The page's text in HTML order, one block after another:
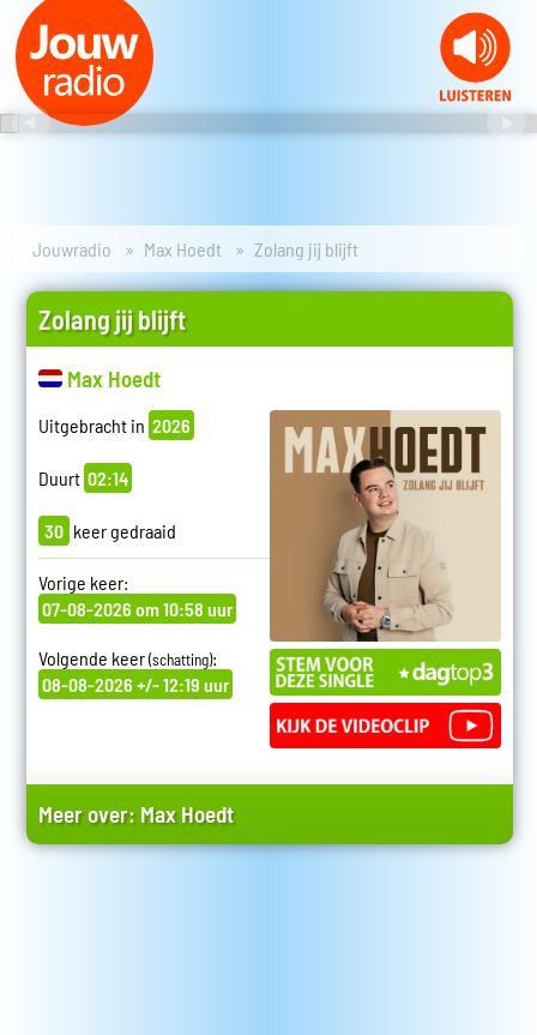
Jouwradio Max Hoedt Zolang jij blijft
Zolang jij blijft
Max Hoedt
Uitgebracht in 2026
Duurt 02:14
30 keer gedraaid
Vorige keer:
07-08-2026 om 10:58 uur
Volgende keer(schatting):
08-08-2026 +/- 12:19 uur
Meer over: Max Hoedt